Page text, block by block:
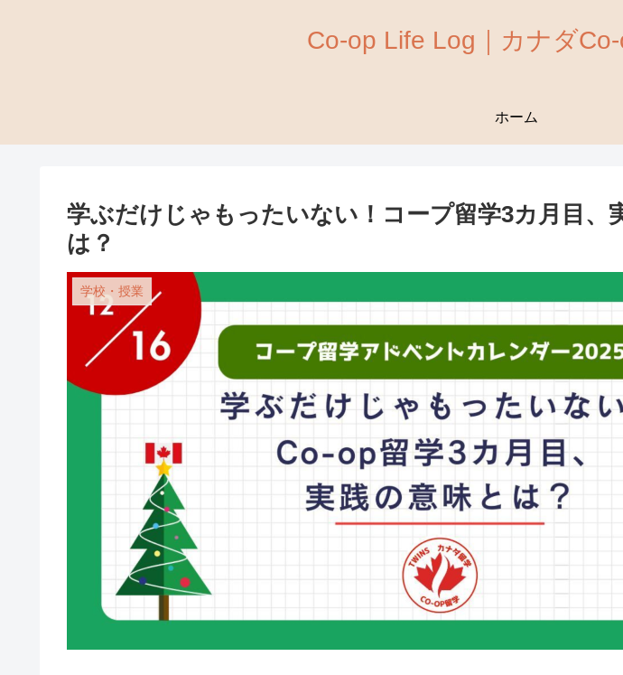
Co-op Life Log｜カナダ
ホーム
学ぶだけじゃもったいない！コープ留学3カ月目、
は？
学校・授業